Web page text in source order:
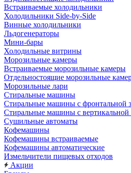
Встраиваемые холодильники
Холодильники Side-by-Side
Винные холодильники
Льдогенераторы
Мини-бары
Холодильные витрины
Морозильные камеры
Встраиваемые морозильные камеры
Отдельностоящие морозильные
Морозильные лари
Стиральные машины
Стиральные машины с фронтальной
Стиральные машины с вертикальной
Сушильные автоматы
Кофемашины
Кофемашины встраиваемые
Кофемашины автоматические
Измельчители пищевых отходов
Акции